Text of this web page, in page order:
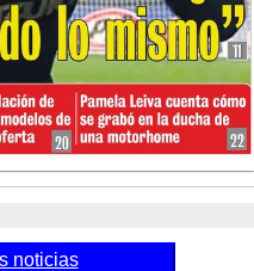
noticias